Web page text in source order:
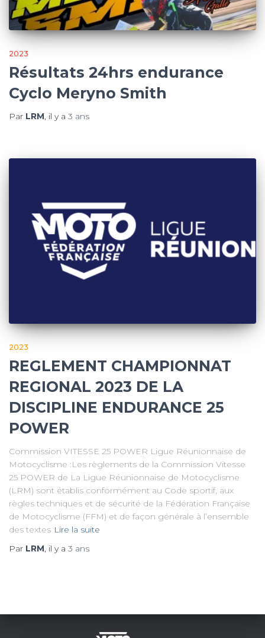
2023
Résultats 24hrs endurance
Cyclo Meryno Smith
Par LRM, il y a 3 ans
2023
REGLEMENT CHAMPIONNAT
REGIONAL 2023 DE LA
DISCIPLINE ENDURANCE 25
POWER
Commission VITESSE 25 POWER Ligue Réunionnaise de
Motocyclisme :Les règlements de la Commission Vitesse
25 POWER de La Ligue Réunionnaise de Motocyclisme
(LRM) sont établis conformément au Code sportif, aux
règles techniques et de sécurité de la Fédération Française
de Motocyclisme (FFM) et de façon générale à l’ensemble
des textes Lire la suite
Par LRM, il y a 3 ans